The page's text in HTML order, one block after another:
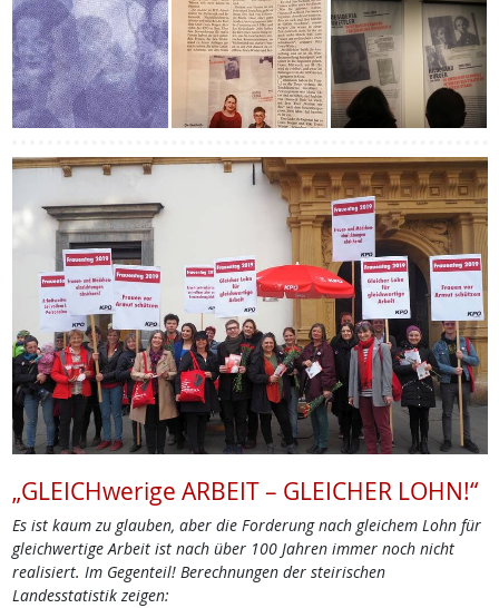
„GLEICHwerige ARBEIT – GLEICHER LOHN!“
Es ist kaum zu glauben, aber die Forderung nach gleichem Lohn für
gleichwertige Arbeit ist nach über 100 Jahren immer noch nicht
realisiert. Im Gegenteil! Berechnungen der steirischen
Landesstatistik zeigen: